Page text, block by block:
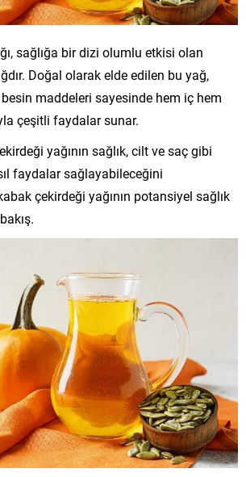
sağlığa bir dizi olumlu etkisi olan
Doğal olarak elde edilen bu yağ,
maddeleri sayesinde hem iç hem
çeşitli faydalar sunar.
yağının sağlık, cilt ve saç gibi
faydalar sağlayabileceğini
çekirdeği yağının potansiyel sağlık